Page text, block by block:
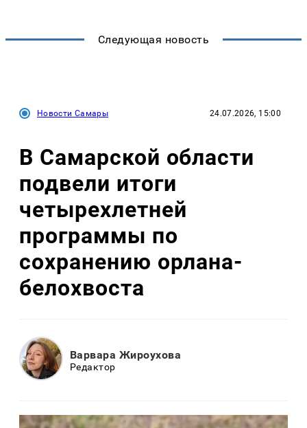
Следующая новость
Новости Самары 24.07.2026, 15:00
В Самарской области
подвели итоги
четырехлетней
программы по
сохранению орлана-
белохвоста
Варвара Жироухова
Редактор